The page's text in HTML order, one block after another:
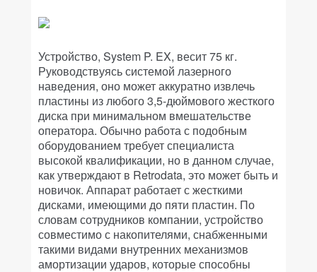
Устройство, System P. EX, весит 75 кг.
Руководствуясь системой лазерного
наведения, оно может аккуратно извлечь
пластины из любого 3,5-дюймового жесткого
диска при минимальном вмешательстве
оператора. Обычно работа с подобным
оборудованием требует специалиста
высокой квалификации, но в данном случае,
как утверждают в Retrodata, это может быть и
новичок. Аппарат работает с жесткими
дисками, имеющими до пяти пластин. По
словам сотрудников компании, устройство
совместимо с накопителями, снабженными
такими видами внутренних механизмов
амортизации ударов, которые способны